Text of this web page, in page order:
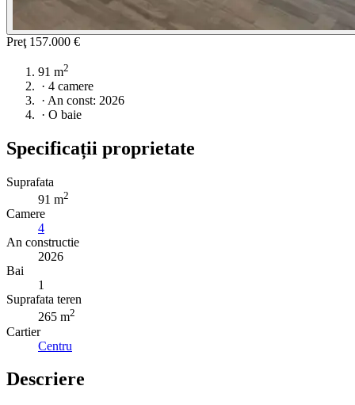
Preţ 157.000 €
91 m2
· 4 camere
· An const: 2026
· O baie
Specificații proprietate
Suprafata
91 m2
Camere
4
An constructie
2026
Bai
1
Suprafata teren
265 m2
Cartier
Centru
Descriere